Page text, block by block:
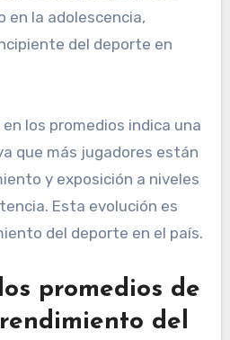
en la adolescencia,
del deporte en
los promedios indica una
que más jugadores están
y exposición a niveles
Esta evolución es
del deporte en el país.
promedios de
del